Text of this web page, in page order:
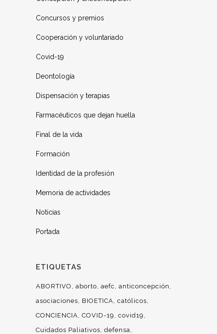
Concursos y premios
Cooperación y voluntariado
Covid-19
Deontología
Dispensación y terapias
Farmacéuticos que dejan huella
Final de la vida
Formación
Identidad de la profesión
Memoria de actividades
Noticias
Portada
ETIQUETAS
ABORTIVO aborto aefc
anticoncepción
asociaciones
BIOETICA católicos
CONCIENCIA COVID-19
covid19
Cuidados Paliativos defensa